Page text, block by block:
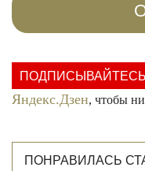
ПОДПИСЫВАЙТЕСЬ
Яндекс.Дзен, чтобы
ПОНРАВИЛАСЬ